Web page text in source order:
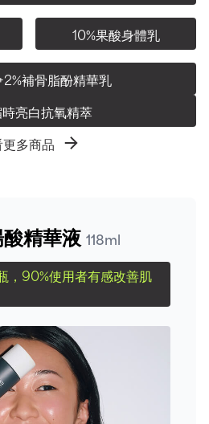
10%果酸身體乳
補骨脂酚精華乳
亮白抗氧精萃
多商品
精華液 118ml
，90%使用者有感改善肌